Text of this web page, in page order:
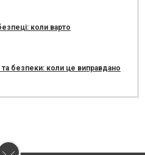
коли варто
безпеки: коли це виправдано